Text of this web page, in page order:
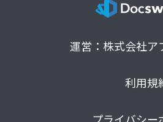
運営：株式会社ア
利用規
プライバシー